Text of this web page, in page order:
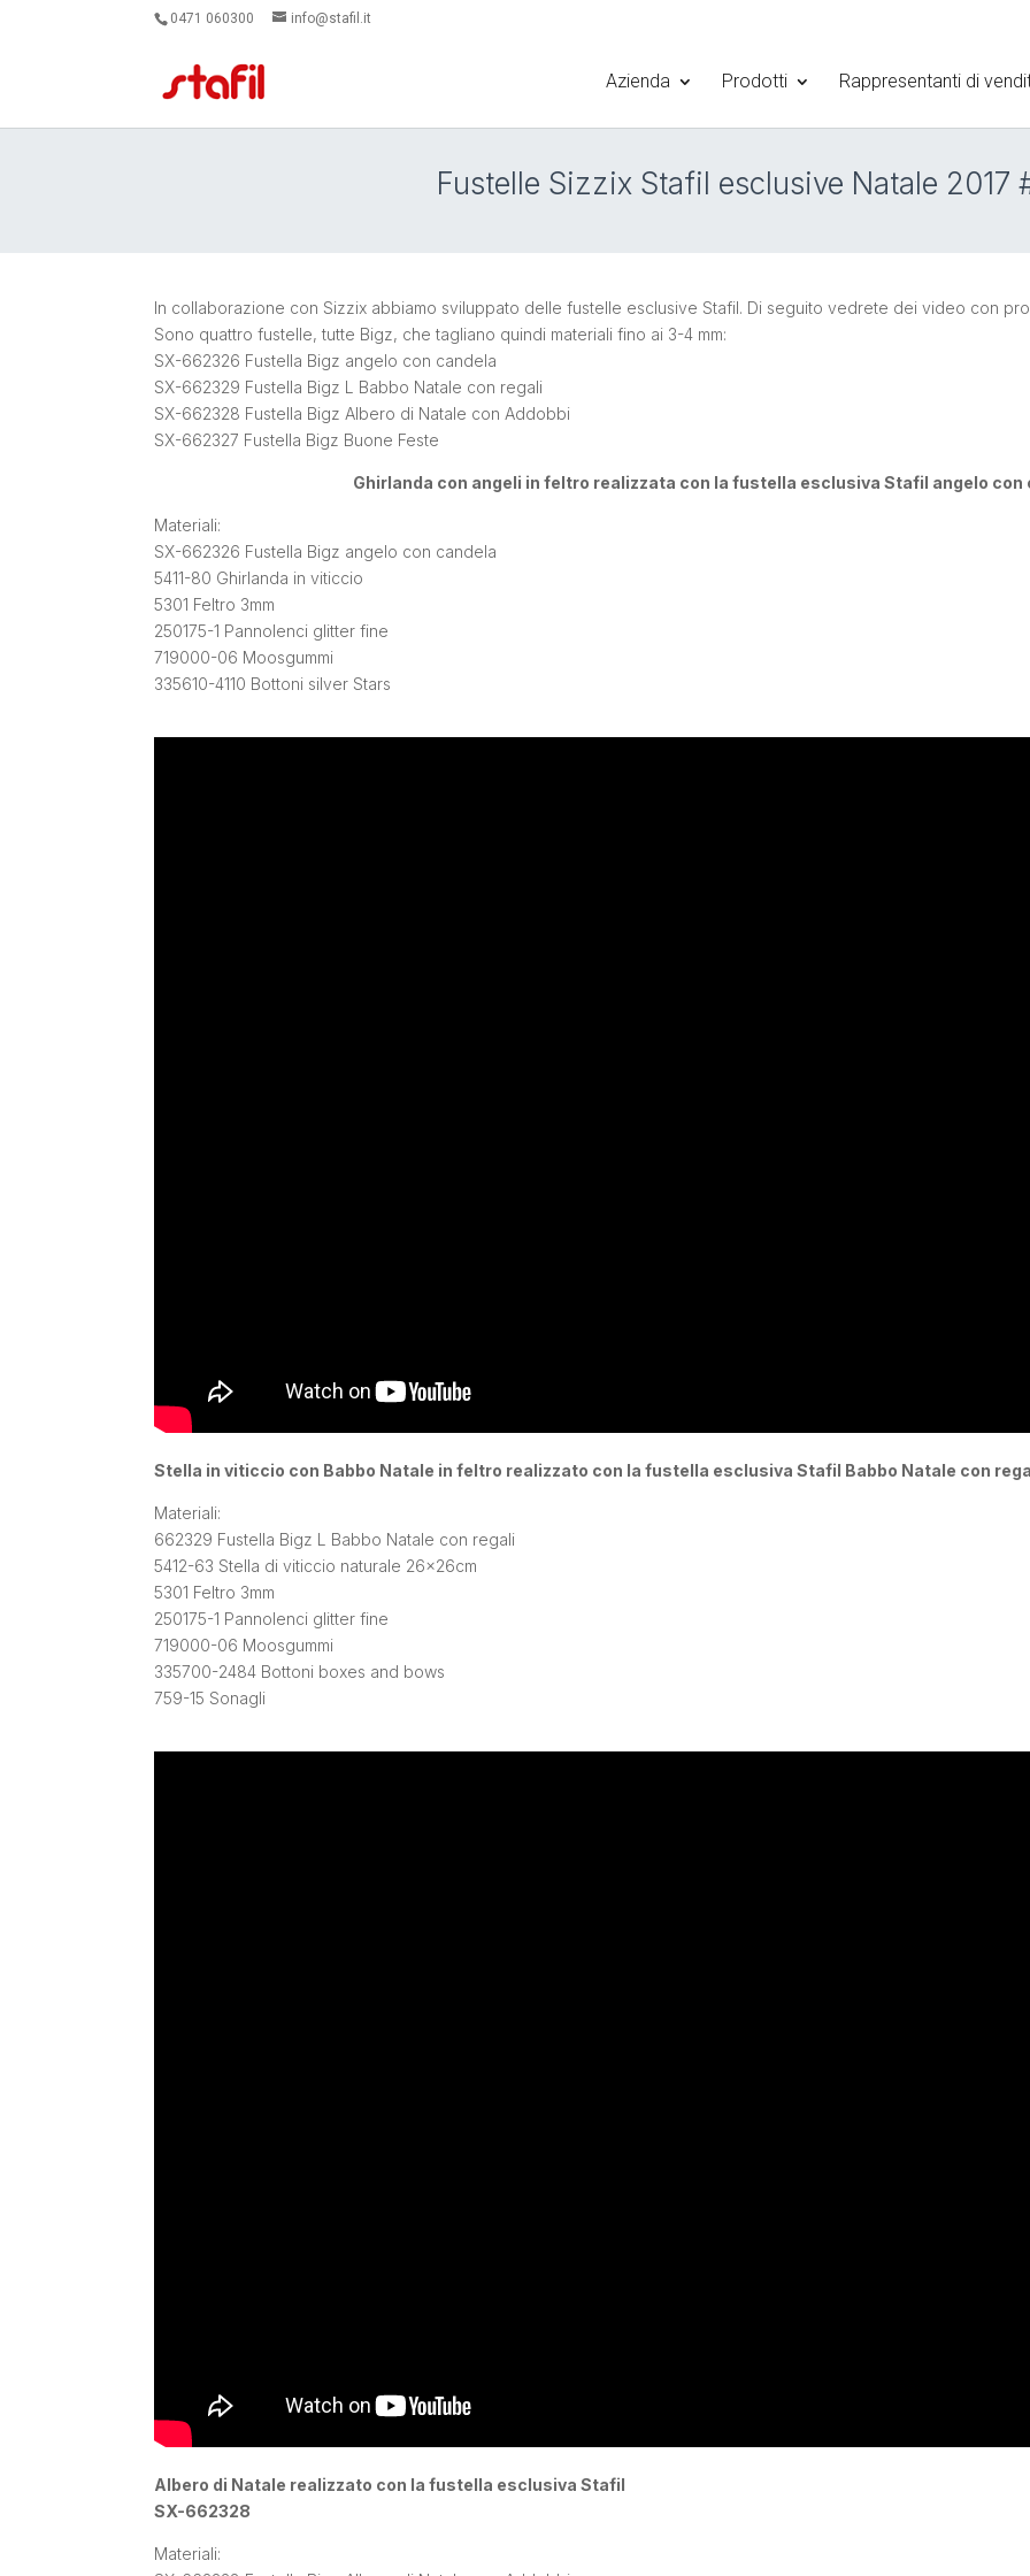
0471 060300 info@stafil.it
Azienda Prodotti Rappresentanti di
Fustelle Sizzix Stafil esclusive Natale 2017
In collaborazione con Sizzix abbiamo sviluppato delle fustelle esclusive Stafil. Di seguito vedrete dei video con
Sono quattro fustelle, tutte Bigz, che tagliano quindi materiali fino ai 3-4 mm:
SX-662326 Fustella Bigz angelo con candela
SX-662329 Fustella Bigz L Babbo Natale con regali
SX-662328 Fustella Bigz Albero di Natale con Addobbi
SX-662327 Fustella Bigz Buone Feste
Ghirlanda con angeli in feltro realizzata con la fustella esclusiva Stafil angelo con
Materiali:
SX-662326 Fustella Bigz angelo con candela
5411-80 Ghirlanda in viticcio
5301 Feltro 3mm
250175-1 Pannolenci glitter fine
719000-06 Moosgummi
335610-4110 Bottoni silver Stars
Stella in viticcio con Babbo Natale in feltro realizzato con la fustella esclusiva Stafil Babbo Natale con
Materiali:
662329 Fustella Bigz L Babbo Natale con regali
5412-63 Stella di viticcio naturale 26x26cm
5301 Feltro 3mm
250175-1 Pannolenci glitter fine
719000-06 Moosgummi
335700-2484 Bottoni boxes and bows
759-15 Sonagli
Albero di Natale realizzato con la fustella esclusiva Stafil
SX-662328
Materiali: